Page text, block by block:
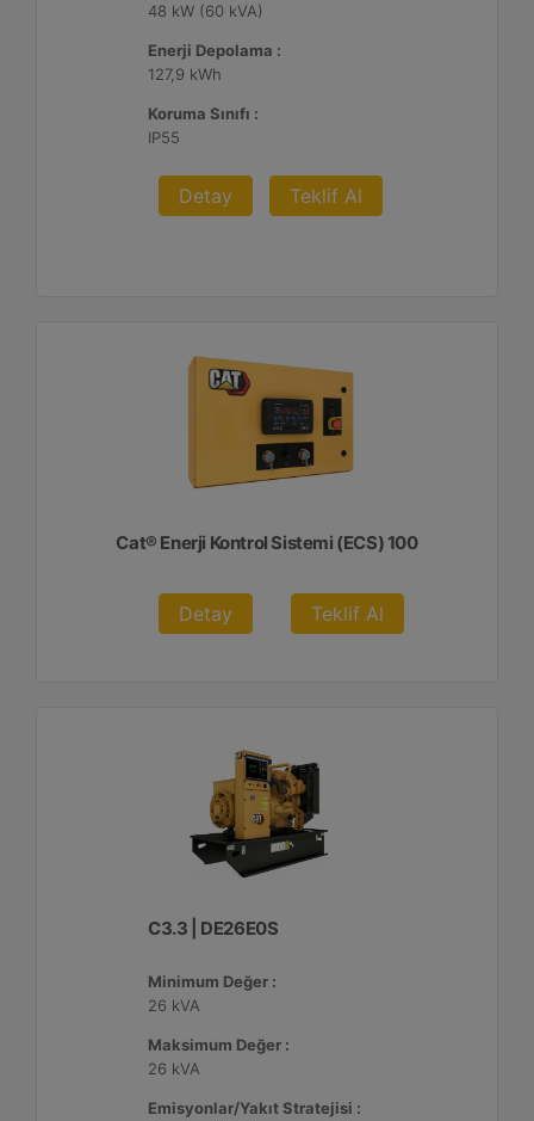
48 kW (60 kVA)
Enerji Depolama :
127,9 kWh
Koruma Sınıfı :
IP55
Detay Teklif Al
Cat® Enerji Kontrol Sistemi (ECS) 100
Detay Teklif Al
C3.3 | DE26E0S
Minimum Değer :
26 kVA
Maksimum Değer :
26 kVA
Emisyonlar/Yakıt Stratejisi :